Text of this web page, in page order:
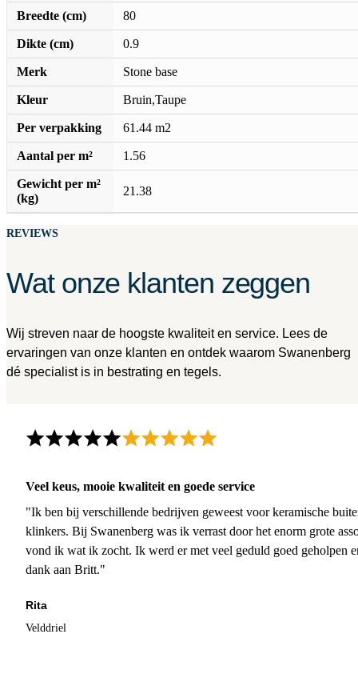
Breedte (cm) 80
Dikte (cm) 0.9
Merk Stone base
Kleur Bruin,Taupe
Per verpakking 61.44 m2
Aantal per m² 1.56
Gewicht per m²
(kg)
21.38
REVIEWS
Wat onze klanten zeggen
Wij streven naar de hoogste kwaliteit en service. Lees de
ervaringen van onze klanten en ontdek waarom Swanenberg
dé specialist is in bestrating en tegels.
Veel keus, mooie kwaliteit en goede service
"Ik ben bij verschillende bedrijven geweest voor keramische
klinkers. Bij Swanenberg was ik verrast door het enorm grote
vond ik wat ik zocht. Ik werd er met veel geduld goed geholpen
dank aan Britt."
Rita
Velddriel